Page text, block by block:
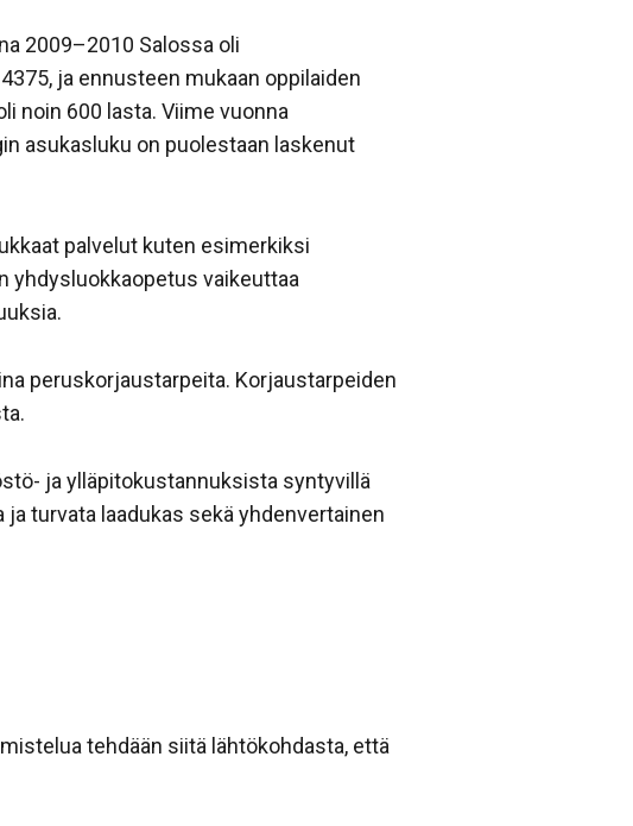
2009–2010 Salossa oli
ja ennusteen mukaan oppilaiden
noin 600 lasta. Viime vuonna
asukasluku on puolestaan laskenut
palvelut kuten esimerkiksi
yhdysluokkaopetus vaikeuttaa
peruskorjaustarpeita. Korjaustarpeiden
ja ylläpitokustannuksista syntyvillä
turvata laadukas sekä yhdenvertainen
tehdään siitä lähtökohdasta, että